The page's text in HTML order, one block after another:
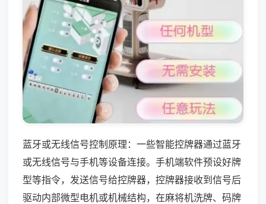
蓝牙或无线信号控制原理：一些智能控牌器通过蓝牙
或无线信号与手机等设备连接。手机端软件预设好牌
型等指令，发送信号给控牌器，控牌器接收到信号后
驱动内部微型电机或机械结构，在麻将机洗牌、码牌